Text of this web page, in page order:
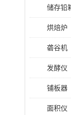
储存铅
烘焙炉
砻谷机
发酵仪
铺板器
面积仪